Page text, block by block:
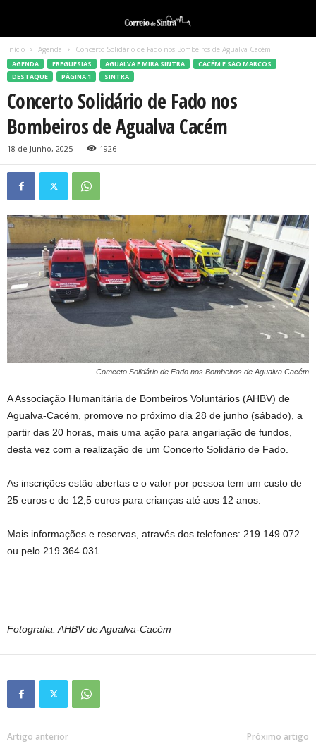
Início Agenda Concerto Solidário de Fado nos Bombeiros de Agualva Cacém
AGENDA FREGUESIAS AGUALVA E MIRA SINTRA
CACÉM E SÃO MARCOS
DESTAQUE
PÁGINA 1 SINTRA
Concerto Solidário de Fado nos
Bombeiros de Agualva Cacém
18 de Junho, 2025 1926
Comceto Solidário de Fado nos Bombeiros de Agualva Cacém
A Associação Humanitária de Bombeiros Voluntários (AHBV) de
Agualva-Cacém, promove no próximo dia 28 de junho (sábado), a
partir das 20 horas, mais uma ação para angariação de fundos,
desta vez com a realização de um Concerto Solidário de Fado.
As inscrições estão abertas e o valor por pessoa tem um custo de
25 euros e de 12,5 euros para crianças até aos 12 anos.
Mais informações e reservas, através dos telefones: 219 149 072
ou pelo 219 364 031.
Fotografia: AHBV de Agualva-Cacém
Artigo anterior Próximo artigo